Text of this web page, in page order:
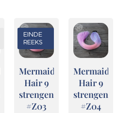
Mermaid
Hair 9
strengen
#Z03
EINDE
REEKS
Mermaid
Hair 9
strengen
#Z04